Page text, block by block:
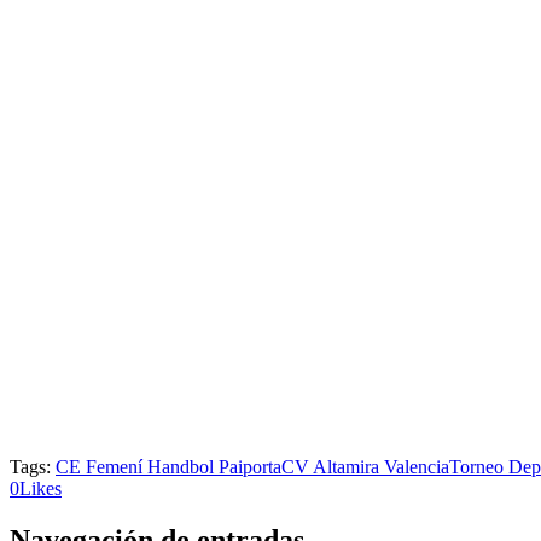
Tags: CE Femení Handbol PaiportaCV Altamira ValenciaTorneo
0Likes